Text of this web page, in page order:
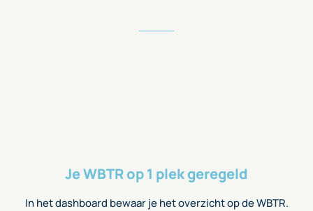
Je WBTR op 1 plek geregeld
In het dashboard bewaar je het overzicht op de WBTR.